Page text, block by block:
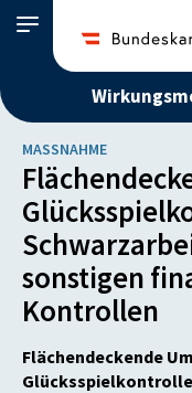
MASSNAHME
sonstigen
Kontrollen
Flächendeckende